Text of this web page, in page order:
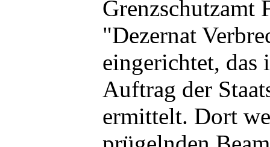
Grenzschutzamt
"Dezernat
eingerichtet, das
Auftrag der
ermittelt. Dort